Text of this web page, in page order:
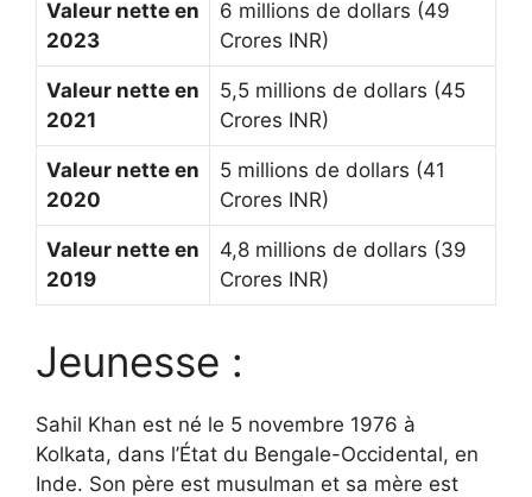
Valeur nette en
2023
6 millions de dollars (49
Crores INR)
Valeur nette en
2021
5,5 millions de dollars (45
Crores INR)
Valeur nette en
2020
5 millions de dollars (41
Crores INR)
Valeur nette en
2019
4,8 millions de dollars (39
Crores INR)
Jeunesse :
Sahil Khan est né le 5 novembre 1976 à
Kolkata, dans l’État du Bengale-Occidental, en
Inde. Son père est musulman et sa mère est